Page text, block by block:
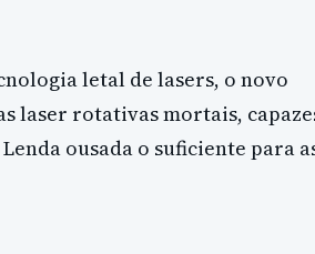
letal de lasers, o novo
laser rotativas mortais,
ousada o suficiente para